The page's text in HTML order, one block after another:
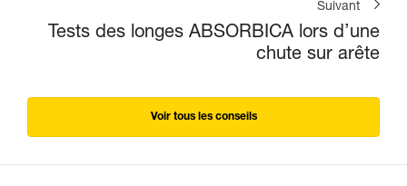
Suivant
Tests des longes ABSORBICA lors d’une
chute sur arête
Voir tous les conseils